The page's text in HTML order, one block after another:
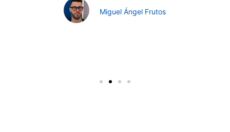
Miguel Ángel Frutos